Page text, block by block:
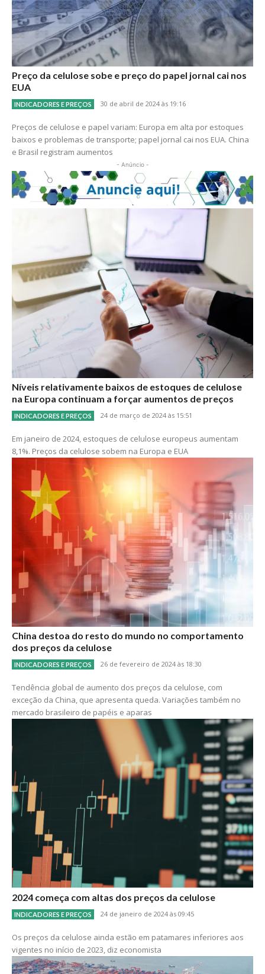
Preço da celulose sobe e preço do papel jornal cai nos
EUA
INDICADORES E PREÇOS 30 de abril de 2024 às 19:16
Preços de celulose e papel variam: Europa em alta por estoques
baixos e problemas de transporte; papel jornal cai nos EUA. China
e Brasil registram aumentos
- Anúncio -
Níveis relativamente baixos de estoques de celulose
na Europa continuam a forçar aumentos de preços
INDICADORES E PREÇOS 24 de março de 2024 às 15:51
Em janeiro de 2024, estoques de celulose europeus aumentam
8,1%. Preços da celulose sobem na Europa e EUA
China destoa do resto do mundo no comportamento
dos preços da celulose
INDICADORES E PREÇOS 26 de fevereiro de 2024 às 18:30
Tendência global de aumento dos preços da celulose, com
exceção da China, que apresenta queda. Variações também no
mercado brasileiro de papéis e aparas
2024 começa com altas dos preços da celulose
INDICADORES E PREÇOS 24 de janeiro de 2024 às 09:45
Os preços da celulose ainda estão em patamares inferiores aos
vigentes no início de 2023, diz economista